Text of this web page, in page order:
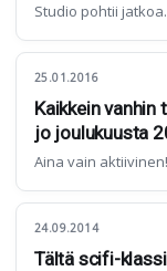
Studio pohtii jatkoa.
25.01.2016
Kaikkein
jo joulukuusta
Aina vain aktiivinen!
24.09.2014
Tältä scifi-